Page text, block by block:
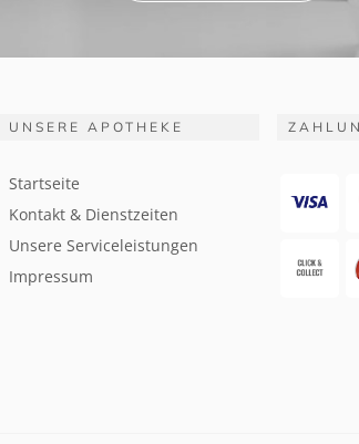
UNSERE APOTHEKE
Startseite
Kontakt & Dienstzeiten
Unsere Serviceleistungen
Impressum